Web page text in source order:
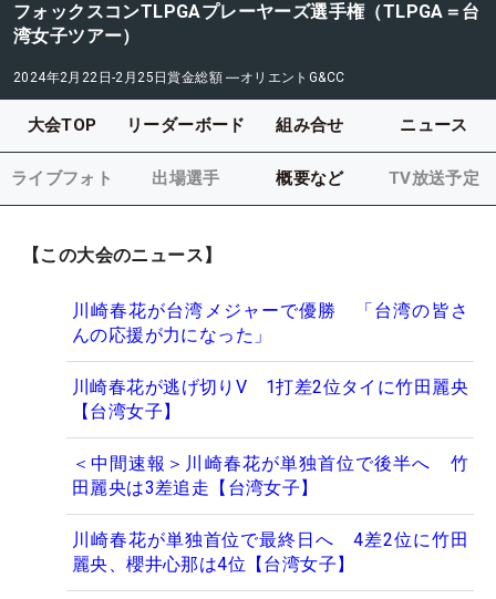
フォックスコンTLPGAプレーヤーズ選手権（TLPGA＝台
湾女子ツアー）
2024年2月22日-2月25日賞金総額 ―オリエントG&CC
大会TOP リーダーボード 組み合せ ニュース
ライブフォト 出場選手 概要など TV放送予定
【この大会のニュース】
川崎春花が台湾メジャーで優勝 「台湾の皆さ
んの応援が力になった」
川崎春花が逃げ切りV 1打差2位タイに竹田麗央
【台湾女子】
＜中間速報＞川崎春花が単独首位で後半へ 竹
田麗央は3差追走【台湾女子】
川崎春花が単独首位で最終日へ 4差2位に竹田
麗央、櫻井心那は4位【台湾女子】